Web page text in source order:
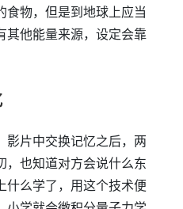
物，但是到地球上应当
其他能量来源，设定会靠
片中交换记忆之后，两
，也知道对方会说什么东
么学了，用这个技术便